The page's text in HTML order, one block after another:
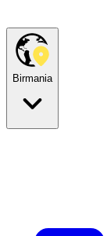
Birmania